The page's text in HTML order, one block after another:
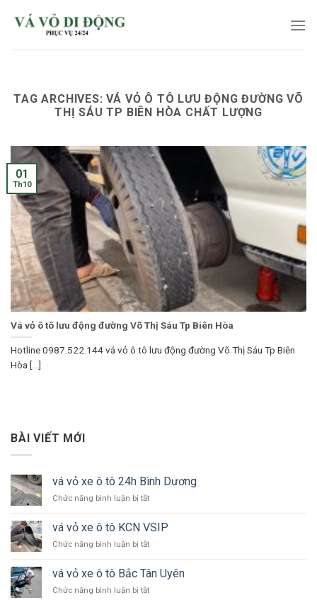
TAG ARCHIVES:VÁ VỎ Ô TÔ LƯU ĐỘNG ĐƯỜNG VÕ
THỊ SÁU TP BIÊN HÒA CHẤT LƯỢNG
Vá vỏ ô tô lưu động đường Võ Thị Sáu Tp Biên Hòa
Hotline 0987.522.144 vá vỏ ô tô lưu động đường Võ Thị Sáu Tp Biên
Hòa [...]
01
Th10
BÀI VIẾT MỚI
vá vỏ xe ô tô 24h Bình Dương
Chức năng bình luận bị tắtở
vỏ
xe
ô
24h
Dương
vá vỏ xe ô tô KCN VSIP
Chức năng bình luận bị tắtở
vỏ
xe
ô
vá vỏ xe ô tô Bắc Tân Uyên
Chức năng bình luận bị tắtở